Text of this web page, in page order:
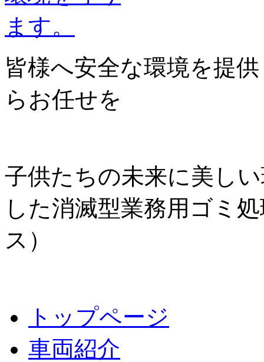
皆様へ安全な環境を提
らお任せを
子供たちの未来に美し
した消滅型業務用ゴミ
ス）
トップページ
車両紹介